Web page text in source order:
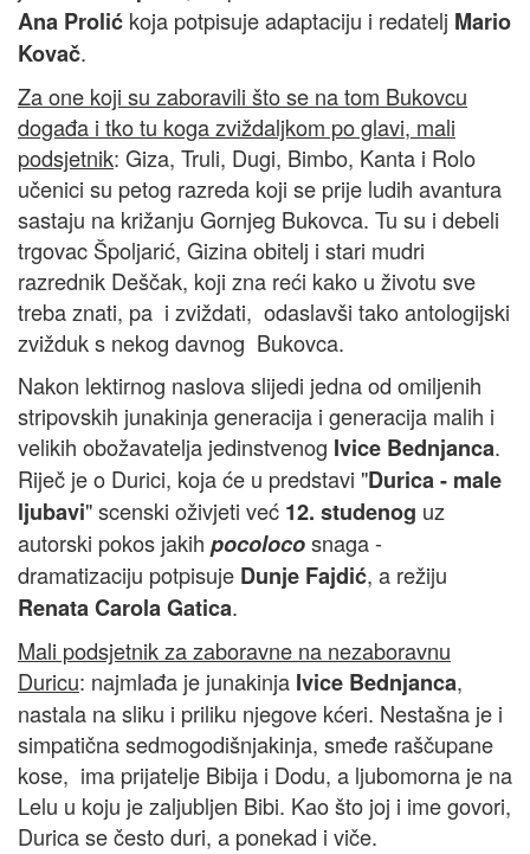
Ana Prolić koja potpisuje adaptaciju i redatelj Mario
Kovač.
Za one koji su zaboravili što se na tom Bukovcu
događa i tko tu koga zviždaljkom po glavi, mali
podsjetnik: Giza, Truli, Dugi, Bimbo, Kanta i Rolo
učenici su petog razreda koji se prije ludih avantura
sastaju na križanju Gornjeg Bukovca. Tu su i debeli
trgovac Špoljarić, Gizina obitelj i stari mudri
razrednik Deščak, koji zna reći kako u životu sve
treba znati, pa i zviždati, odaslavši tako antologijski
zvižduk s nekog davnog Bukovca.
Nakon lektirnog naslova slijedi jedna od omiljenih
stripovskih junakinja generacija i generacija malih i
velikih obožavatelja jedinstvenog Ivice Bednjanca.
Riječ je o Durici, koja će u predstavi "Durica - male
ljubavi" scenski oživjeti već 12. studenog uz
autorski pokos jakih pocolocosnaga -
dramatizaciju potpisuje Dunje Fajdić, a režiju
Renata Carola Gatica.
Mali podsjetnik za zaboravne na nezaboravnu
Duricu: najmlađa je junakinja Ivice Bednjanca,
nastala na sliku i priliku njegove kćeri. Nestašna je i
simpatična sedmogodišnjakinja, smeđe raščupane
kose, ima prijatelje Bibija i Dodu, a ljubomorna je na
Lelu u koju je zaljubljen Bibi. Kao što joj i ime govori,
Durica se često duri, a ponekad i viče.